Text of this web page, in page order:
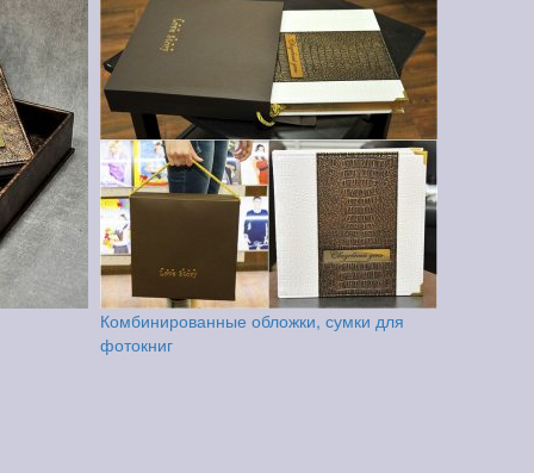
Комбинированные обложки, сумки для
фотокниг